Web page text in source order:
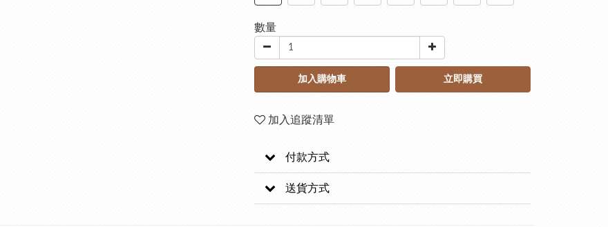
數量
加入購物車 立即購買
加入追蹤清單
付款方式
送貨方式